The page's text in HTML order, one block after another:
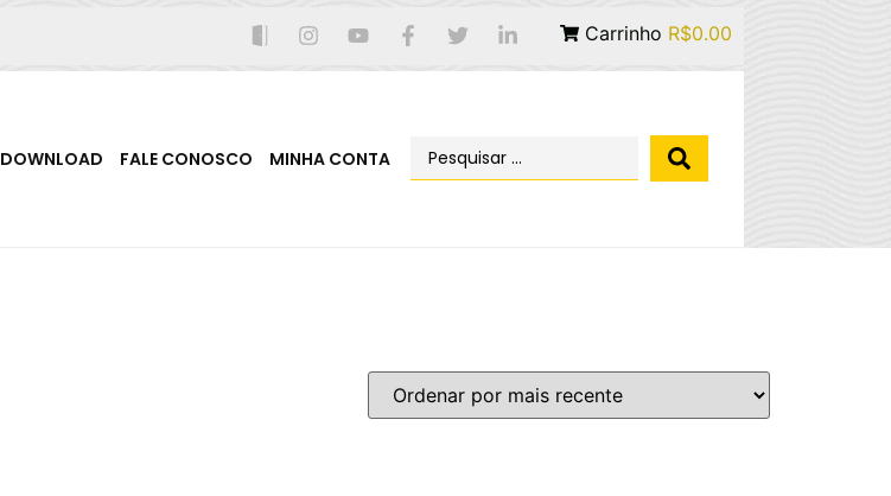
Carrinho R$0.00
DOWNLOAD FALE CONOSCO MINHA CONTA